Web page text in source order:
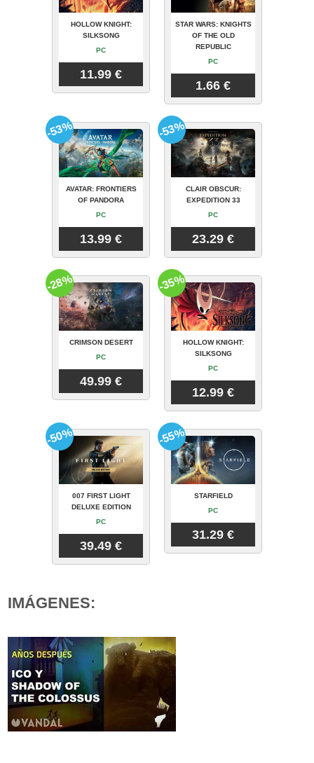
HOLLOW KNIGHT:
SILKSONG
PC
11.99 €
STAR WARS: KNIGHTS
OF THE OLD
REPUBLIC
PC
1.66 €
AVATAR: FRONTIERS
OF PANDORA
PC
13.99 €
-53%
CLAIR OBSCUR:
EXPEDITION 33
PC
23.29 €
-53%
CRIMSON DESERT
PC
49.99 €
-28%
HOLLOW KNIGHT:
SILKSONG
PC
12.99 €
-35%
007 FIRST LIGHT
DELUXE EDITION
PC
39.49 €
-50%
STARFIELD
PC
31.29 €
-55%
IMÁGENES: